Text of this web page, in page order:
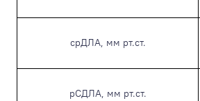
срДЛА, мм рт.ст.
рСДЛА, мм рт.ст.